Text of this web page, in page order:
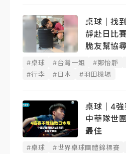
桌球｜找
靜赴日比
脆友幫協
#桌球 #台灣一姐 #鄭怡靜
#行李
#日本 #羽田機場
桌球｜4
中華隊世
最佳
#桌球 #世界桌球團體錦標賽